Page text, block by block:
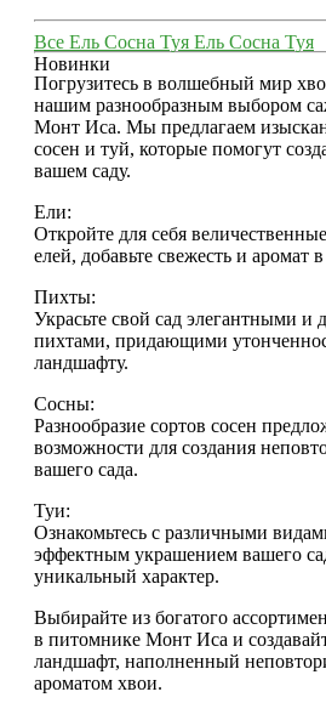
Все Ель Сосна Туя Ель Сосна Туя
Новинки
Погрузитесь в волшебный мир
нашим разнообразным выбором
Монт Иса. Мы предлагаем
сосен и туй, которые помогут
вашем саду.
Ели:
Откройте для себя
елей, добавьте свежесть и аромат
Пихты:
Украсьте свой сад элегантными и
пихтами, придающими
ландшафту.
Сосны:
Разнообразие сортов сосен
возможности для создания
вашего сада.
Туи:
Ознакомьтесь с различными
эффектным украшением вашего
уникальный характер.
Выбирайте из богатого
в питомнике Монт Иса и
ландшафт, наполненный
ароматом хвои.